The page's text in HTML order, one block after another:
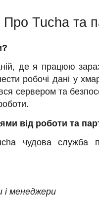
Про Tucha та
де я працюю
робочі дані у
сервером та
від роботи та
чудова
і менеджери